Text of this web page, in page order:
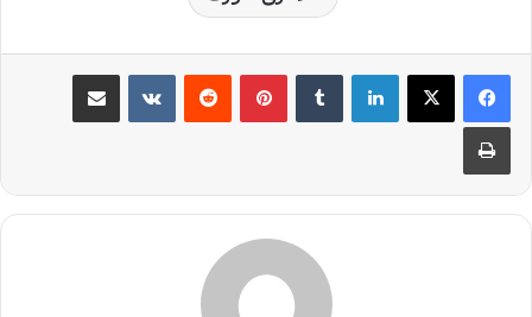
لینکدین ‫تامبلر ‫پین‌ترست‫رددیت ‫VKontakteاشتراک گذاری از طریق ایمیل
چاپ